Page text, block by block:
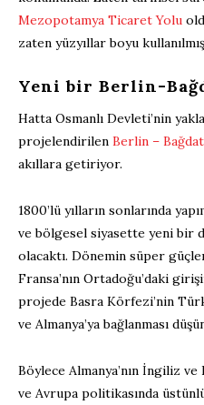
Mezopotamya Ticaret Yolu
zaten yüzyıllar boyu
Yeni bir Berlin-
Hatta Osmanlı Devleti’nin
projelendirilen Berlin –
akıllara getiriyor.
1800’lü yılların sonlarında
ve bölgesel siyasette yeni bir
olacaktı. Dönemin süper
Fransa’nın Ortadoğu’daki
projede Basra Körfezi’nin
ve Almanya’ya bağlanması
Böylece Almanya’nın İngiliz
ve Avrupa politikasında